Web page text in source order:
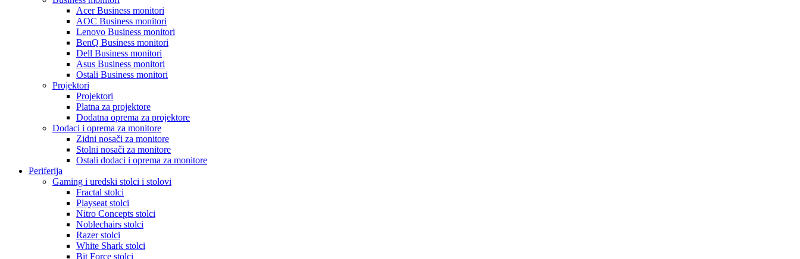
Acer Business monitori
AOC Business monitori
Lenovo Business monitori
BenQ Business monitori
Dell Business monitori
Asus Business monitori
Ostali Business monitori
Projektori
Projektori
Platna za projektore
Dodatna oprema za projektore
Dodaci i oprema za monitore
Zidni nosači za monitore
Stolni nosači za monitore
Ostali dodaci i oprema za monitore
Periferija
Gaming i uredski stolci i stolovi
Fractal stolci
Playseat stolci
Nitro Concepts stolci
Noblechairs stolci
Razer stolci
White Shark stolci
Bit Force stolci